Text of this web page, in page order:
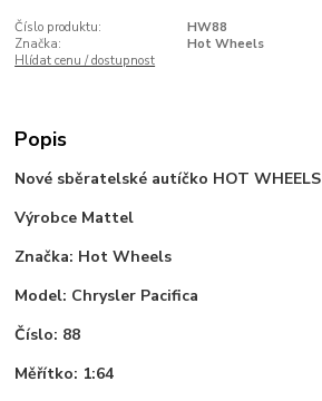
Číslo produktu:
HW88
Značka:
Hot Wheels
Hlídat cenu / dostupnost
Popis
Nové sběratelské autíčko HOT WHEELS
Výrobce Mattel
Značka: Hot Wheels
Model: Chrysler Pacifica
Číslo: 88
Měřítko: 1:64